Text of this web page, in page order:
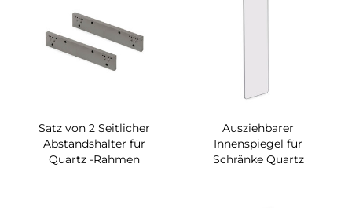
Satz von 2 Seitlicher
Abstandshalter für
Quartz -Rahmen
Ausziehbarer
Innenspiegel für
Schränke Quartz